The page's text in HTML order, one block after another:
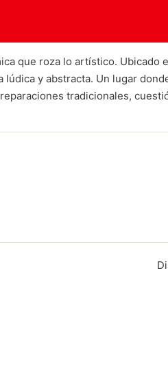
que roza lo artístico. Ubicado
y abstracta. Un lugar
tradicionales,